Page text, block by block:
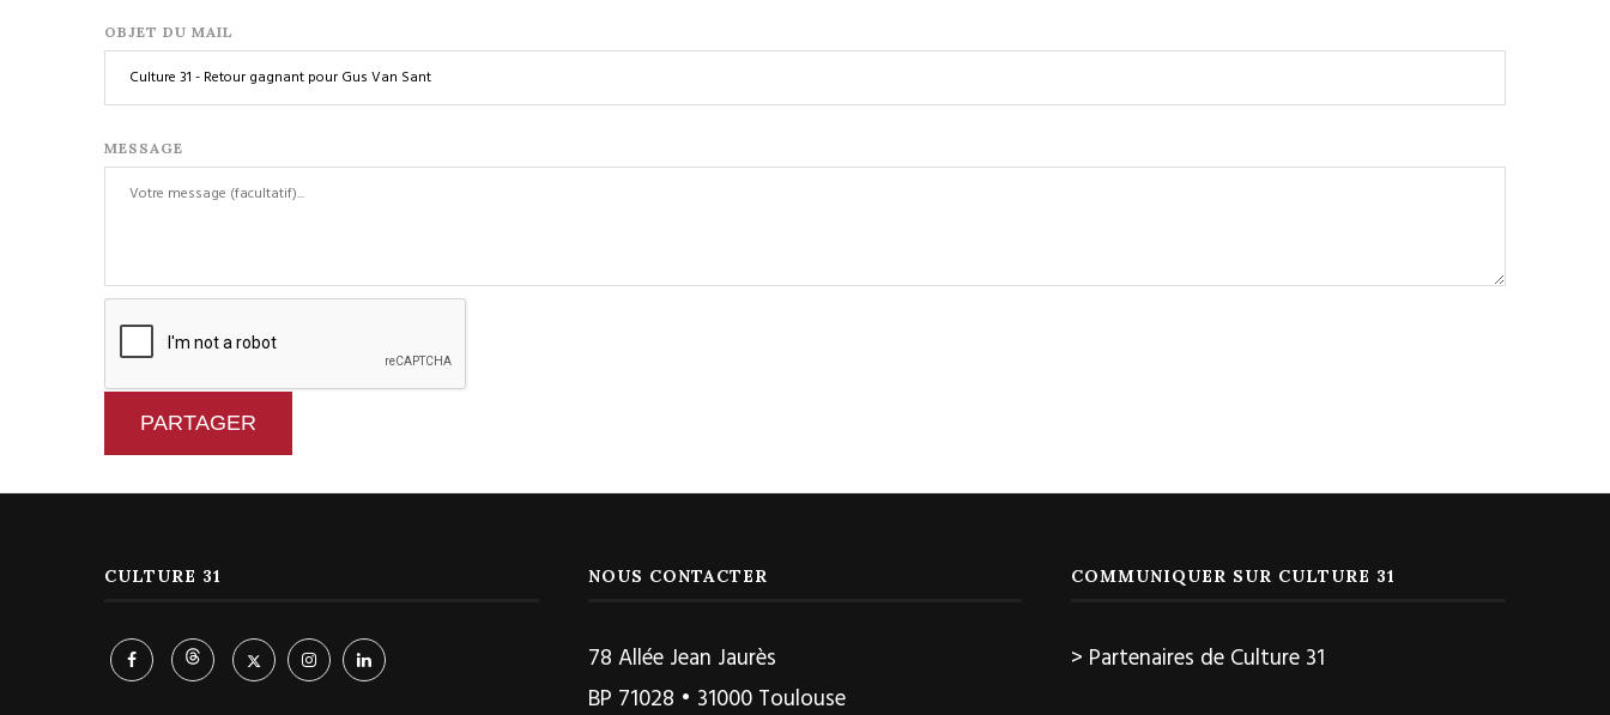
OBJET DU MAIL
MESSAGE
PARTAGER
CULTURE 31 NOUS CONTACTER
78 Allée Jean Jaurès
BP 71028 • 31000 Toulouse
COMMUNIQUER SUR CULTURE 31
> Partenaires de Culture 31